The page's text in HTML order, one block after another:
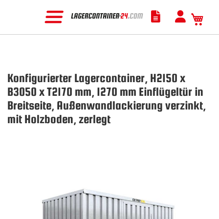
Konfigurierter Lagercontainer, H2150 x
B3050 x T2170 mm, 1270 mm Einflügeltür in
Breitseite, Außenwandlackierung verzinkt,
mit Holzboden, zerlegt